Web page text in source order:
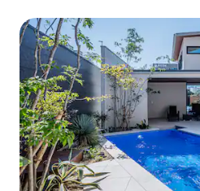
me qira